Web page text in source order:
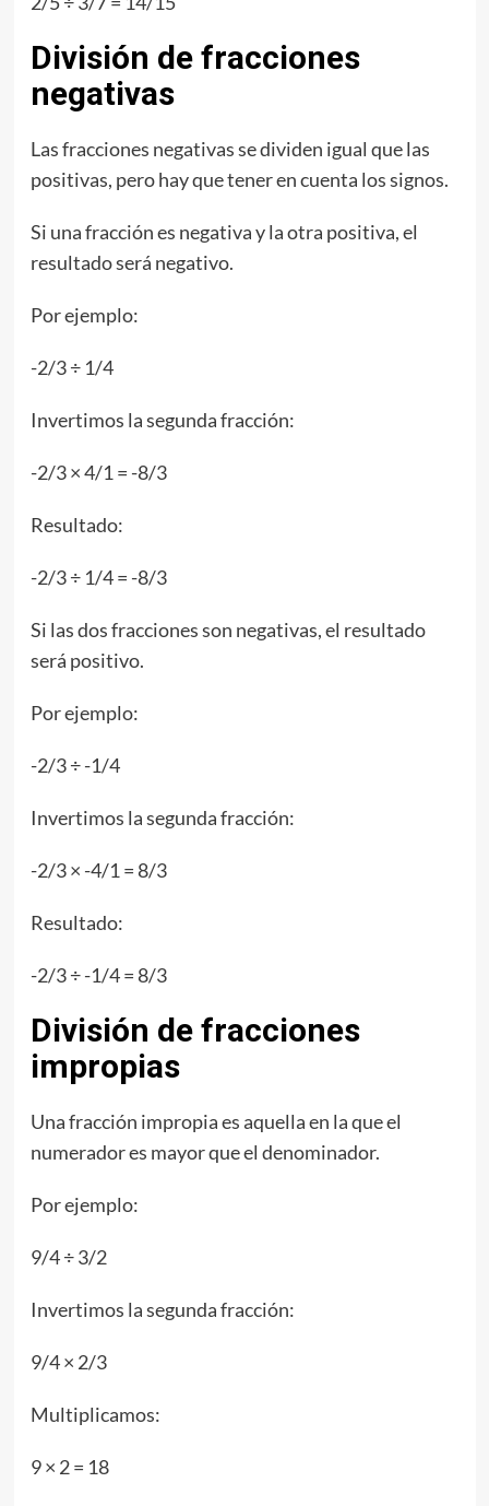
División de fracciones
negativas
Las fracciones negativas se dividen igual que las
positivas, pero hay que tener en cuenta los signos.
Si una fracción es negativa y la otra positiva, el
resultado será negativo.
Por ejemplo:
-2/3 ÷ 1/4
Invertimos la segunda fracción:
-2/3 × 4/1 = -8/3
Resultado:
-2/3 ÷ 1/4 = -8/3
Si las dos fracciones son negativas, el resultado
será positivo.
Por ejemplo:
-2/3 ÷ -1/4
Invertimos la segunda fracción:
-2/3 × -4/1 = 8/3
Resultado:
-2/3 ÷ -1/4 = 8/3
División de fracciones
impropias
Una fracción impropia es aquella en la que el
numerador es mayor que el denominador.
Por ejemplo:
9/4 ÷ 3/2
Invertimos la segunda fracción:
9/4 × 2/3
Multiplicamos:
9 × 2 = 18